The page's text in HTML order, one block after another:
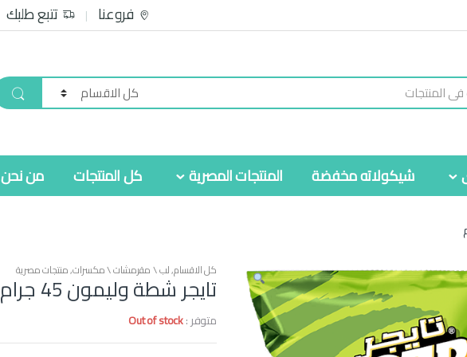
فروعنا تتبع طلبك
شيكولاته مخفضة المنتجات المصرية كل المنتجات من نحن
كل الاقسام,لب \ مقرمشات \ مكسرات,منتجات مصرية
تايجر شطة وليمون 45 جرام
متوفر :Out of stock